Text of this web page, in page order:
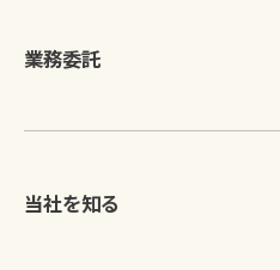
業務委託
当社を知る